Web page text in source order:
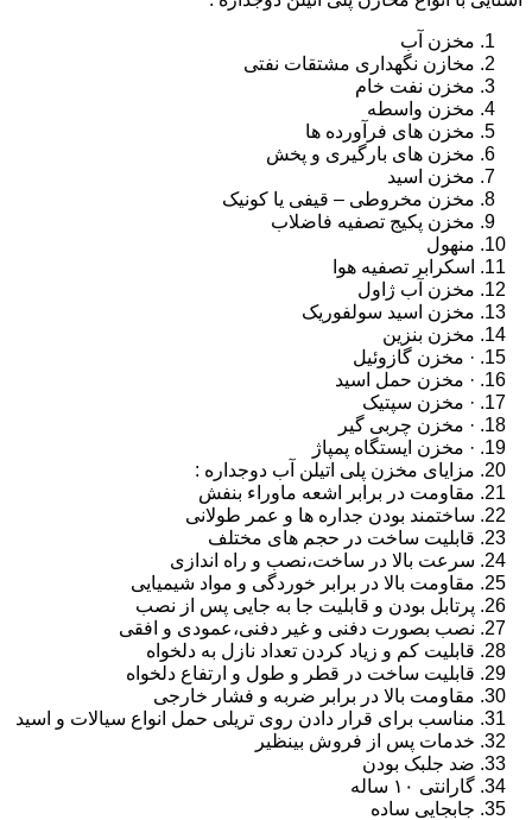
مخزن آب
مخازن نگهداری مشتقات نفتی
مخزن نفت خام
مخزن واسطه
مخزن های فرآورده ها
مخزن های بارگیری و پخش
مخزن اسید
مخزن مخروطی – قیفی یا کونیک
مخزن پکیج تصفیه فاضلاب
منهول
اسکرابر تصفیه هوا
مخزن آب ژاول
مخزن اسید سولفوریک
مخزن بنزین
· مخزن گازوئیل
· مخزن حمل اسید
· مخزن سپتیک
· مخزن چربی گیر
· مخزن ایستگاه پمپاژ
مزایای مخزن پلی اتیلن آب دوجداره :
مقاومت در برابر اشعه ماوراء بنفش
ساختمند بودن جداره ها و عمر طولانی
قابلیت ساخت در حجم های مختلف
سرعت بالا در ساخت،نصب و راه اندازی
مقاومت بالا در برابر خوردگی و مواد شیمیایی
پرتابل بودن و قابلیت جا به جایی پس از نصب
نصب بصورت دفنی و غیر دفنی،عمودی و افقی
قابلیت کم و زیاد کردن تعداد نازل به دلخواه
قابلیت ساخت در قطر و طول و ارتفاع دلخواه
مقاومت بالا در برابر ضربه و فشار خارجی
مناسب برای قرار دادن روی تریلی حمل انواع سیالات و اسید
خدمات پس از فروش بینظیر
ضد جلبک بودن
گارانتی ۱۰ ساله
جابجایی ساده